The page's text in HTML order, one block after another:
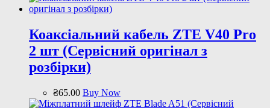
Коаксіальний кабель ZTE V40 Pro
2 шт (Сервісний оригінал з
розбірки)
₴65.00 Buy Now